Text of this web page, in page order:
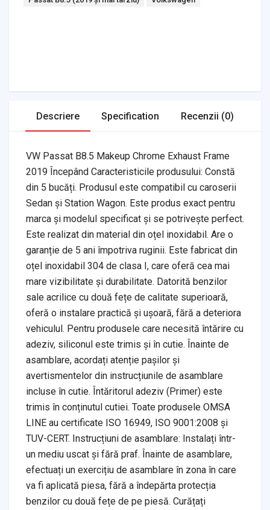
Descriere Specification Recenzii (0)
VW Passat B8.5 Makeup Chrome Exhaust Frame
2019 Începând Caracteristicile produsului: Constă
din 5 bucăți. Produsul este compatibil cu caroserii
Sedan și Station Wagon. Este produs exact pentru
marca și modelul specificat și se potrivește perfect.
Este realizat din material din oțel inoxidabil. Are o
garanție de 5 ani împotriva ruginii. Este fabricat din
oțel inoxidabil 304 de clasa I, care oferă cea mai
mare vizibilitate și durabilitate. Datorită benzilor
sale acrilice cu două fețe de calitate superioară,
oferă o instalare practică și ușoară, fără a deteriora
vehiculul. Pentru produsele care necesită întărire cu
adeziv, siliconul este trimis și în cutie. Înainte de
asamblare, acordați atenție pașilor și
avertismentelor din instrucțiunile de asamblare
incluse în cutie. Întăritorul adeziv (Primer) este
trimis în conținutul cutiei. Toate produsele OMSA
LINE au certificate ISO 16949, ISO 9001:2008 și
TUV-CERT. Instrucțiuni de asamblare: Instalați într-
un mediu uscat și fără praf. Înainte de asamblare,
efectuați un exercițiu de asamblare în zona în care
va fi aplicată piesa, fără a îndepărta protecția
benzilor cu două fețe de pe piesă. Curățați